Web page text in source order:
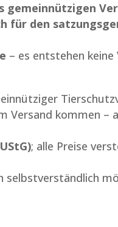
gemeinnützigen
für den
– es entstehen
Versand kommen
; alle Preise
selbstverständlich